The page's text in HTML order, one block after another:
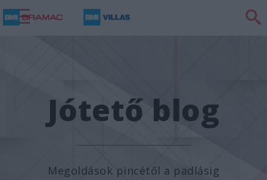
CSAK ZÖLDEN!
Jótető blog
Megoldások pincétől a padlásig